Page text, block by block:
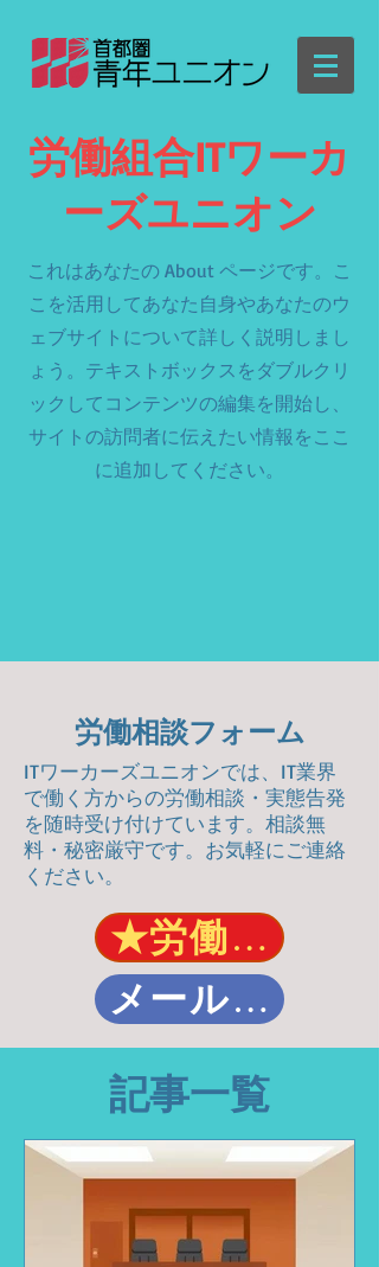
​労働組合ITワーカ
ーズユニオン
これはあなたの About ページです。こ
こを活用してあなた自身やあなたのウ
ェブサイトについて詳しく説明しまし
ょう。テキストボックスをダブルクリ
ックしてコンテンツの編集を開始し、
サイトの訪問者に伝えたい情報をここ
に追加してください。
労働相談フォーム
ITワーカーズユニオンでは、IT業界
で働く方からの労働相談・実態告発
を随時受け付けています。相談無
料・秘密厳守です。お気軽にご連絡
ください。
★労働相談・
メールでの労
記事一覧